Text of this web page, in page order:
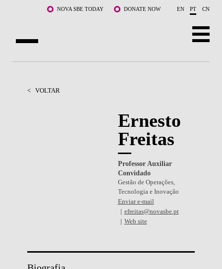
Saltar para o conteúdo principalNOVA SBE TODAY DONATE NOW EN PT CN
CURSOS
< VOLTAR
Ernesto
Freitas
Professor Auxiliar
Convidado
Gestão de Operações,
Tecnologia e Inovação
Enviar e-mail
efreitas@novasbe.pt
Web site